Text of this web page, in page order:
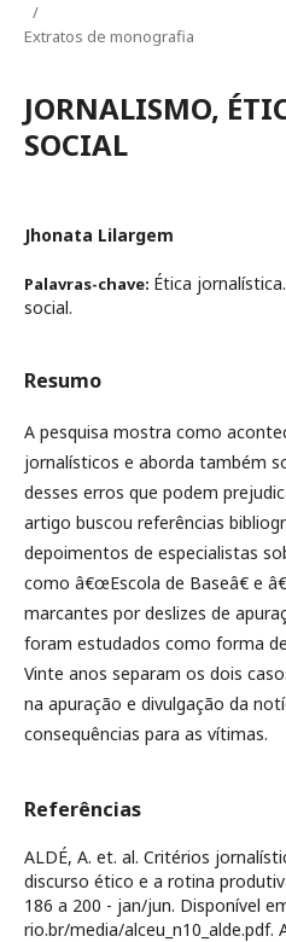
/
Extratos de monografia
JORNALISMO,
SOCIAL
Jhonata Lilargem
Palavras-chave: Ética
social.
Resumo
A pesquisa mostra como
jornalísticos e aborda também
desses erros que podem
artigo buscou referências
depoimentos de especialistas
como â€œEscola de Baseâ€ e
marcantes por deslizes de
foram estudados como forma
Vinte anos separam os dois
na apuração e divulgação da
consequências para as vítimas.
Referências
ALDÉ, A. et. al. Critérios
discurso ético e a rotina
186 a 200 - jan/jun. Disponível
rio.br/media/alceu_n10_alde.pdf.